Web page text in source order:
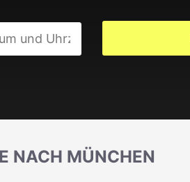
NACH MÜNCHEN